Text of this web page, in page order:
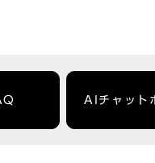
AIチャット